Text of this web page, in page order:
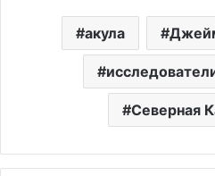
акула
Северная